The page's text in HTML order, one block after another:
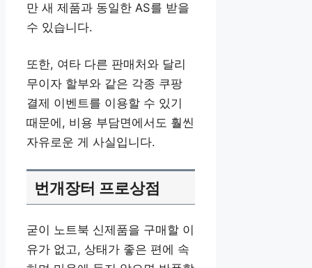
만 새 제품과 동일한 AS를 받을
수 있습니다.
또한, 여타 다른 판매처와 달리
무이자 할부와 같은 각종 쿠팡
결제 이벤트를 이용할 수 있기
때문에, 비용 부담면에서도 훨씬
자유로운 게 사실입니다.
번개장터 프로상점
굳이 노트북 신제품을 구매할 이
유가 없고, 상태가 좋은 편에 속